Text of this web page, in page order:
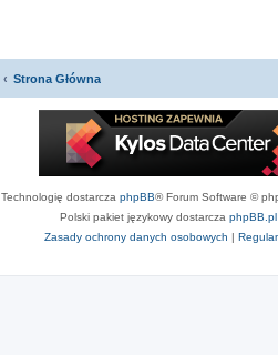
Strona Główna
Technologię dostarcza phpBB® Forum Software ©
Polski pakiet językowy dostarcza phpBB.pl
Zasady ochrony danych osobowych |